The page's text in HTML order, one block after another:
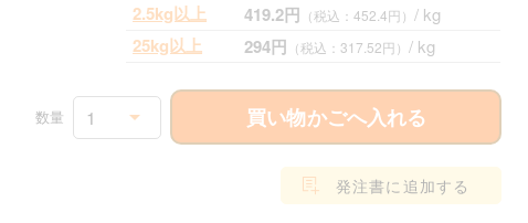
2.5kg以上 419.2円 （税込：452.4円）/ kg
25kg以上 294円 （税込：317.52円）/ kg
数量 1 買い物かごへ入れる
発注書に追加する